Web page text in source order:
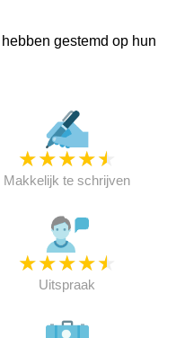
gestemd op hun
★★★★★
Makkelijk te schrijven
★★★★★
Uitspraak